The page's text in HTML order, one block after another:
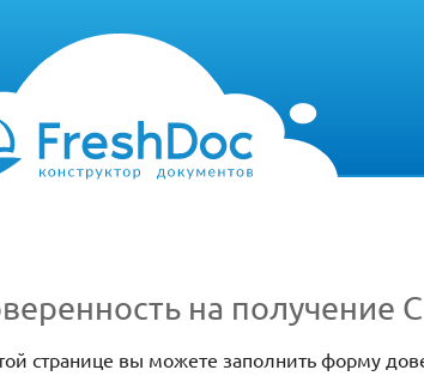
на получение
странице вы можете заполнить форму